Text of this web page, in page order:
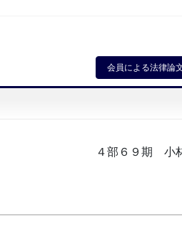
会員による法律論
４部６９期 小